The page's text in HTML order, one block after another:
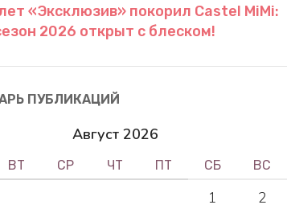
«Эксклюзив» покорил Castel MiMi:
2026 открыт с блеском!
ПУБЛИКАЦИЙ
Август 2026
ВТ СР ЧТ ПТ СБ ВС
1
2